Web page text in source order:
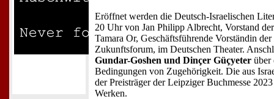
Eröffnet werden die Deutsch-Israelischen
20 Uhr von Jan Philipp Albrecht, Vorstand
Tamara Or, Geschäftsführende Vorständin
Zukunftsforum, im Deutschen Theater.
Gundar-Goshen und Dinçer Güçyeter über
Bedingungen von Zugehörigkeit. Die aus
der Preisträger der Leipziger Buchmesse
Werken.